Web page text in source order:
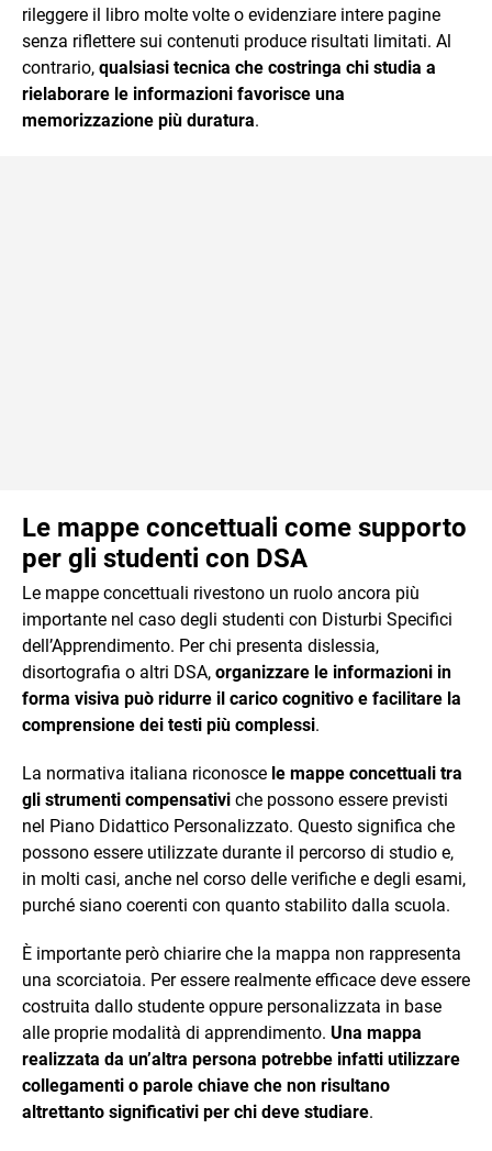
rileggere il libro molte volte o evidenziare intere pagine
senza riflettere sui contenuti produce risultati limitati. Al
contrario, qualsiasi tecnica che costringa chi studia a
rielaborare le informazioni favorisce una
memorizzazione più duratura.
Le mappe concettuali come supporto
per gli studenti con DSA
Le mappe concettuali rivestono un ruolo ancora più
importante nel caso degli studenti con Disturbi Specifici
dell’Apprendimento. Per chi presenta dislessia,
disortografia o altri DSA, organizzare le informazioni in
forma visiva può ridurre il carico cognitivo e facilitare la
comprensione dei testi più complessi.
La normativa italiana riconosce le mappe concettuali tra
gli strumenti compensativi che possono essere previsti
nel Piano Didattico Personalizzato. Questo significa che
possono essere utilizzate durante il percorso di studio e,
in molti casi, anche nel corso delle verifiche e degli esami,
purché siano coerenti con quanto stabilito dalla scuola.
È importante però chiarire che la mappa non rappresenta
una scorciatoia. Per essere realmente efficace deve essere
costruita dallo studente oppure personalizzata in base
alle proprie modalità di apprendimento. Una mappa
realizzata da un’altra persona potrebbe infatti utilizzare
collegamenti o parole chiave che non risultano
altrettanto significativi per chi deve studiare.